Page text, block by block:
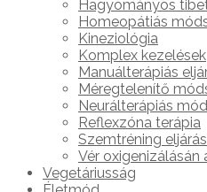
Hagyományos
Homeopátiás
Kineziológia
Komplex kezelések
Manuálterápiás
Méregtelenítő
Neurálterápiás
Reflexzóna terápia
Szemtréning
Vér oxigenizálásán
Vegetáriusság